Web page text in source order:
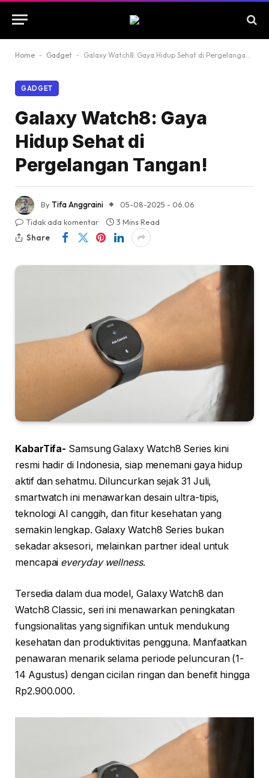
Home - Gadget - Galaxy Watch8: Gaya Hidup Sehat di Pergelangan Tangan!
GADGET
Galaxy Watch8: Gaya
Hidup Sehat di
Pergelangan Tangan!
ByTifa Anggraini
05-08-2025 - 06.06
Tidak ada komentar
3 Mins Read
Share
KabarTifa- Samsung Galaxy Watch8 Series kini
resmi hadir di Indonesia, siap menemani gaya hidup
aktif dan sehatmu. Diluncurkan sejak 31 Juli,
smartwatch ini menawarkan desain ultra-tipis,
teknologi AI canggih, dan fitur kesehatan yang
semakin lengkap. Galaxy Watch8 Series bukan
sekadar aksesori, melainkan partner ideal untuk
mencapai everyday wellness.
Tersedia dalam dua model, Galaxy Watch8 dan
Watch8 Classic, seri ini menawarkan peningkatan
fungsionalitas yang signifikan untuk mendukung
kesehatan dan produktivitas pengguna. Manfaatkan
penawaran menarik selama periode peluncuran (1-
14 Agustus) dengan cicilan ringan dan benefit hingga
Rp2.900.000.